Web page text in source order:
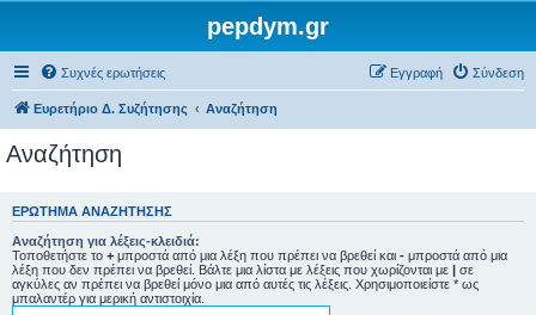
pepdym.gr
Συχνές ερωτήσεις Σύνδεση
Εγγραφή
Ευρετήριο Δ. Συζήτησης Αναζήτηση
Αναζήτηση
ΕΡΏΤΗΜΑ ΑΝΑΖΉΤΗΣΗΣ
Αναζήτηση για λέξεις-κλειδιά:
Τοποθετήστε το + μπροστά από μια λέξη που πρέπει να βρεθεί και - μπροστά από μια
λέξη που δεν πρέπει να βρεθεί. Βάλτε μια λίστα με λέξεις που χωρίζονται με | σε
αγκύλες αν πρέπει να βρεθεί μόνο μια από αυτές τις λέξεις. Χρησιμοποιείστε * ως
μπαλαντέρ για μερική αντιστοιχία.